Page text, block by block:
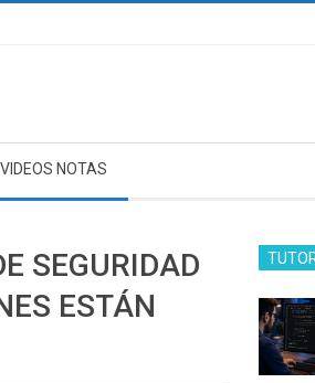
VIDEOS NOTAS
SEGURIDAD
ESTÁN